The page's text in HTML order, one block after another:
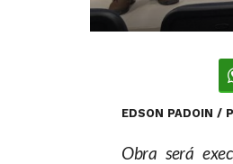
EDSON PADOIN /
Obra será